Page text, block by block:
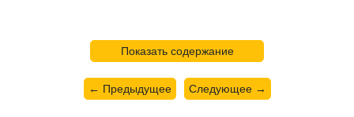
Показать содержание
← Предыдущее Следующее →